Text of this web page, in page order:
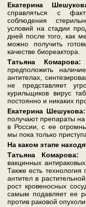
Екатерина
справляться с
соблюдения
условий на стадии
дней после того, как
можно получить
качестве биореактора.
Татьяна Комарова:
предположить
антителах,
не представляет
курильщиков вирус
постоянно и никаких
Екатерина Шешукова:
получают препараты
в России, с ее
мы пока только
На каком этапе
Татьяна Комарова:
вакцинных
Также есть технология
антител в
рост кровеносных
самым подавляет ее
против раковой